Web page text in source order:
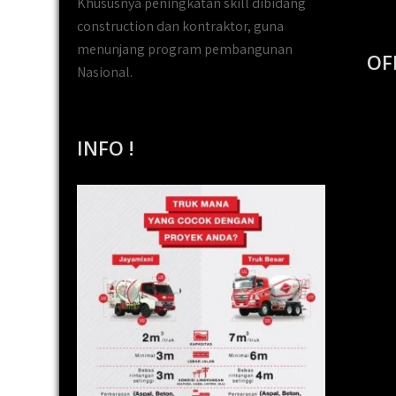
construction dan kontraktor, guna
menunjang program pembangunan
Nasional.
INFO !